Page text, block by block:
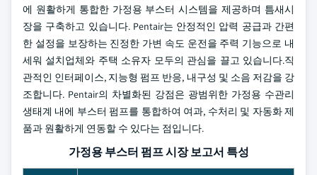
에 원활하게 통합한 가정용 부스터 시스템을 제공하며 틈새시
장을 구축하고 있습니다. Pentair는 안정적인 압력 공급과 간편
한 설정을 보장하는 진정한 가변 속도 운전을 주력 기능으로 내
세워 설치업체와 주택 소유자 모두의 관심을 끌고 있습니다.직
관적인 인터페이스, 지능형 펌프 반응, 내구성 및 소음 저감을 강
조합니다. Pentair의 차별화된 강점은 광범위한 가정용 수관리
생태계 내에 부스터 펌프를 통합하여 여과, 수처리 및 자동화 제
품과 원활하게 연동할 수 있다는 점입니다.
가정용 부스터 펌프 시장 보고서 특성